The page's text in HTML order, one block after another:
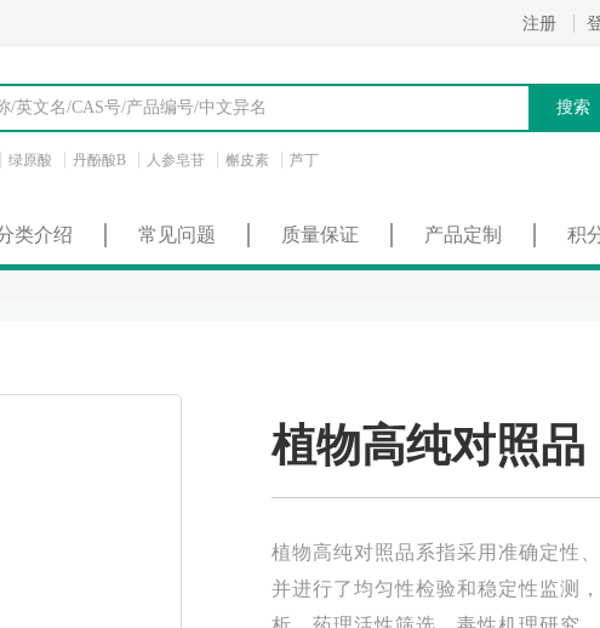
注册
搜索
绿原酸 丹酚酸B 人参皂苷 槲皮素 芦丁
类介绍 常见问题 质量保证 产品定制 积
植物高纯对照品
植物高纯对照品系指采用准确定性
并进行了均匀性检验和稳定性监测